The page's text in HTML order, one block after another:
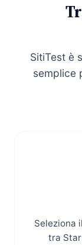
SitiTest è
semplice
Seleziona
tra